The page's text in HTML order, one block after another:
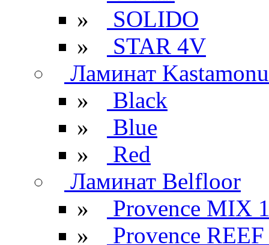
»
SOLIDO
»
STAR 4V
Ламинат Kastamonu
»
Black
»
Blue
»
Red
Ламинат Belfloor
»
Provence MIX
»
Provence